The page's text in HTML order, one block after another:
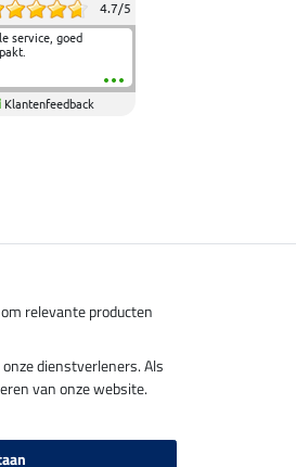
4.7/5
service, goed
Klantenfeedback
relevante producten
dienstverleners. Als
van onze website.